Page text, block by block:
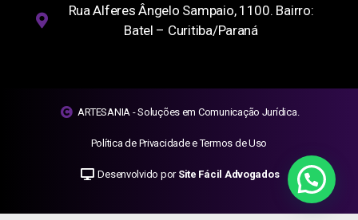
Rua Alferes Ângelo Sampaio, 1100. Bairro:
Batel – Curitiba/Paraná
ARTESANIA - Soluções em Comunicação Jurídica.
Política de Privacidade e Termos de Uso
Desenvolvido por Site Fácil Advogados
Fale agora conosco!